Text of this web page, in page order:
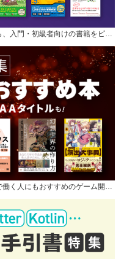
、入門・初級者向けの書籍をピ…
働く人にもおすすめのゲーム開…